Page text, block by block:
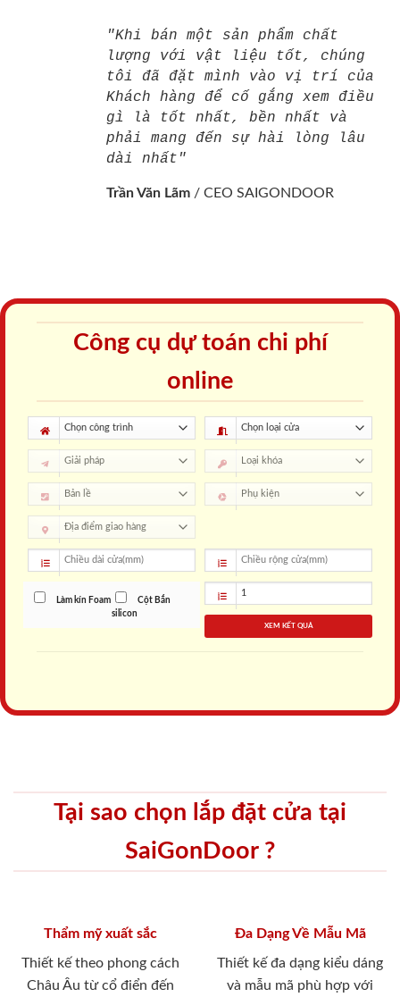
"Khi bán một sản phẩm chất
lượng với vật liệu tốt, chúng
tôi đã đặt mình vào vị trí của
Khách hàng để cố gắng xem điều
gì là tốt nhất, bền nhất và
phải mang đến sự hài lòng lâu
dài nhất"
Trần Văn Lãm / CEO SAIGONDOOR
Công cụ dự toán chi phí
online
Làm kín Foam
Cột Bắn
silicon
XEM KẾT QUẢ
Tại sao chọn lắp đặt cửa tại
SaiGonDoor ?
Thẩm mỹ xuất sắc
Thiết kế theo phong cách
Châu Âu từ cổ điển đến
Đa Dạng Về Mẫu Mã
Thiết kế đa dạng kiểu dáng
và mẫu mã phù hợp với